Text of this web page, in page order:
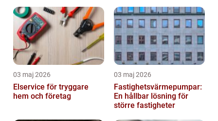
03 maj 2026
Elservice för tryggare
hem och företag
03 maj 2026
Fastighetsvärmepumpar:
En hållbar lösning för
större fastigheter